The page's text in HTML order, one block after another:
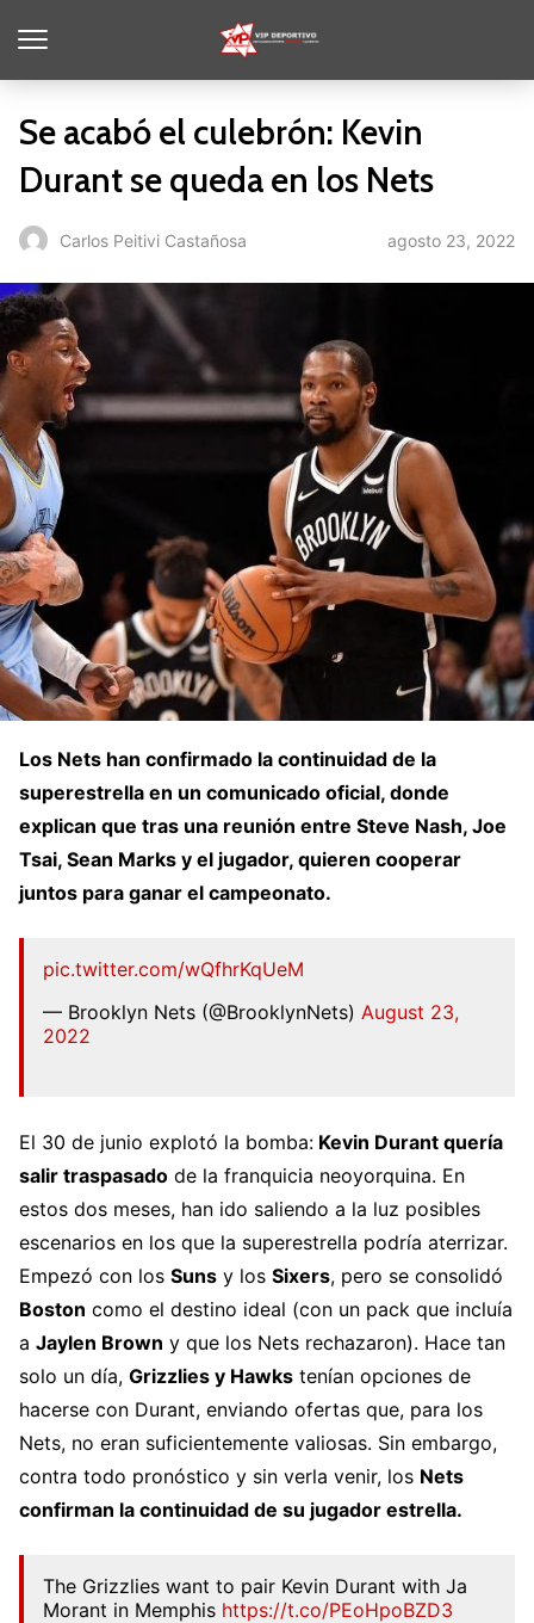
Se acabó el culebrón: Kevin
Durant se queda en los Nets
Carlos Peitivi Castañosa agosto 23, 2022
Los Nets han confirmado la continuidad de la
superestrella en un comunicado oficial, donde
explican que tras una reunión entre Steve Nash, Joe
Tsai, Sean Marks y el jugador, quieren cooperar
juntos para ganar el campeonato.
pic.twitter.com/wQfhrKqUeM
— Brooklyn Nets (@BrooklynNets) August 23,
2022
El 30 de junio explotó la bomba: Kevin Durant quería
salir traspasado de la franquicia neoyorquina. En
estos dos meses, han ido saliendo a la luz posibles
escenarios en los que la superestrella podría aterrizar.
Empezó con los Suns y los Sixers, pero se consolidó
Boston como el destino ideal (con un pack que incluía
a Jaylen Brown y que los Nets rechazaron). Hace tan
solo un día, Grizzlies y Hawks tenían opciones de
hacerse con Durant, enviando ofertas que, para los
Nets, no eran suficientemente valiosas. Sin embargo,
contra todo pronóstico y sin verla venir, los Nets
confirman la continuidad de su jugador estrella.
The Grizzlies want to pair Kevin Durant with Ja
Morant in Memphis https://t.co/PEoHpoBZD3